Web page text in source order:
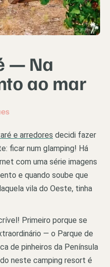
— Na
ao mar
e arredores decidi fazer
ficar num glamping! Há
com uma série imagens
e quando soube que
vila do Oeste, tinha
Primeiro porque se
— o Parque de
de pinheiros da Península
neste camping resort é